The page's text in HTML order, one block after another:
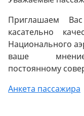
Приглашаем
касательно
Национального
ваше
постоянному
Анкета пассажира